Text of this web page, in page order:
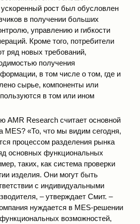
рост был обусловлен
в получении больших
управлению и гибкости
Кроме того, потребители
ряд новых требований,
получения
в том числе о том, где и
сырье, компоненты или
в том или ином
AMR Research считает основной
MES? «То, что мы видим сегодня,
процессом разделения рынка
основных функциональных
таких, как система проверки
изделия. Они могут быть
с индивидуальными
– утверждает Смит. –
нуждается в MES-решении
возможностей,